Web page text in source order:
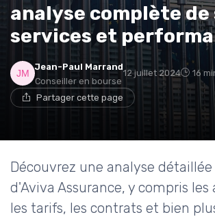
analyse complète de
services et
Jean-Paul Marrand
Conseiller en bourse
12 juillet 2024 16
Partager cette page
Découvrez une analyse détaillée
d'Aviva Assurance, y compris les
les tarifs, les contrats et bien